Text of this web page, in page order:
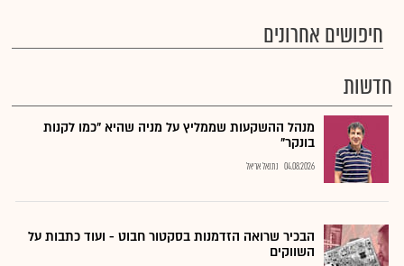
חיפושים אחרונים
חדשות
מנהל ההשקעות שממליץ על מניה שהיא "כמו לקנות
בונקר"
04.08.2026 נתנאל אריאל
הבכיר שרואה הזדמנות בסקטור חבוט - ועוד כתבות על
השווקים